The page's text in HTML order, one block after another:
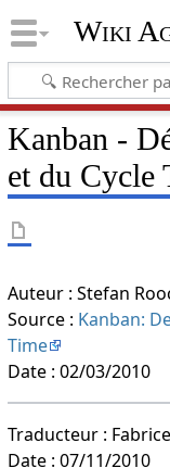
Wiki
Kanban -
et du Cycle
Auteur : Stefan
Source : Kanban:
Time
Date : 02/03/2010
Traducteur :
Date : 07/11/2010